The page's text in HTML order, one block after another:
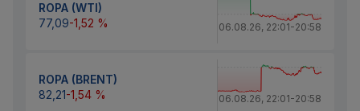
ROPA (WTI)
77,09-1,52 % 06.08.26, 22:01-20:58
ROPA (BRENT)
82,21-1,54 % 06.08.26, 22:01-20:58